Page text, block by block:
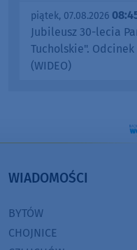
piątek, 07.08.2026
Jubileusz 30-lecia
Tucholskie".
(WIDEO)
WIADOMOŚCI
BYTÓW
CHOJNICE